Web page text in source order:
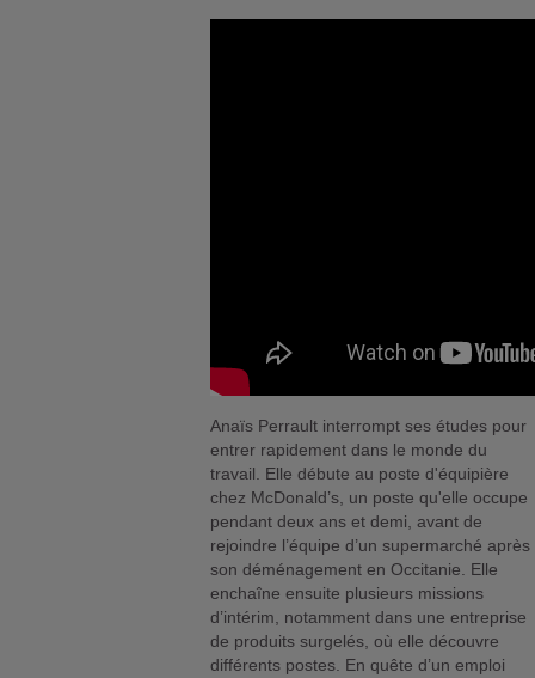
Anaïs Perrault interrompt ses études pour
entrer rapidement dans le monde du
travail. Elle débute au poste d'équipière
chez McDonald’s, un poste qu'elle occupe
pendant deux ans et demi, avant de
rejoindre l’équipe d’un supermarché après
son déménagement en Occitanie. Elle
enchaîne ensuite plusieurs missions
d’intérim, notamment dans une entreprise
de produits surgelés, où elle découvre
différents postes. En quête d’un emploi